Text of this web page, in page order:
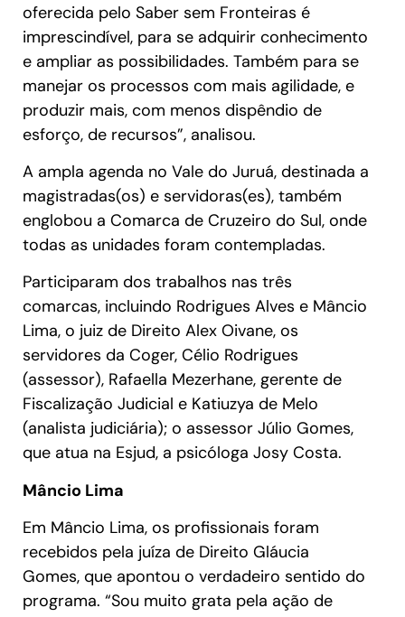
oferecida pelo Saber sem Fronteiras é
imprescindível, para se adquirir conhecimento
e ampliar as possibilidades. Também para se
manejar os processos com mais agilidade, e
produzir mais, com menos dispêndio de
esforço, de recursos”, analisou.
A ampla agenda no Vale do Juruá, destinada a
magistradas(os) e servidoras(es), também
englobou a Comarca de Cruzeiro do Sul, onde
todas as unidades foram contempladas.
Participaram dos trabalhos nas três
comarcas, incluindo Rodrigues Alves e Mâncio
Lima, o juiz de Direito Alex Oivane, os
servidores da Coger, Célio Rodrigues
(assessor), Rafaella Mezerhane, gerente de
Fiscalização Judicial e Katiuzya de Melo
(analista judiciária); o assessor Júlio Gomes,
que atua na Esjud, a psicóloga Josy Costa.
Mâncio Lima
Em Mâncio Lima, os profissionais foram
recebidos pela juíza de Direito Gláucia
Gomes, que apontou o verdadeiro sentido do
programa. “Sou muito grata pela ação de